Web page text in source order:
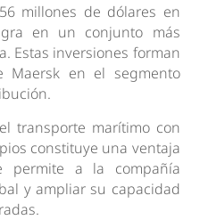
millones de dólares en
en un conjunto más
Estas inversiones forman
en el segmento
transporte marítimo con
constituye una ventaja
permite a la compañía
y ampliar su capacidad